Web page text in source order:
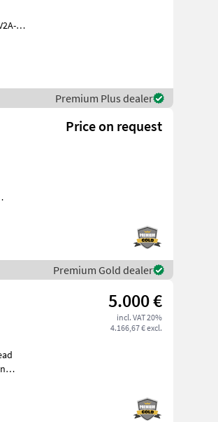
Premium Plus dealer
Price on request
Premium Gold dealer
5.000 €
incl. VAT 20%
4.166,67 € excl.